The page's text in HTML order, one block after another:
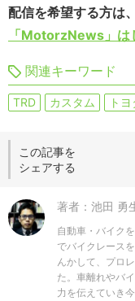
配信を希望する方は
「MotorzNews」は
関連キーワード
TRD カスタム トヨ
この記事を
シェアする
著者：池田 勇
自動車・バイク
でバイクレース
んかして、プロ
た。車離れやバ
力を伝えていき